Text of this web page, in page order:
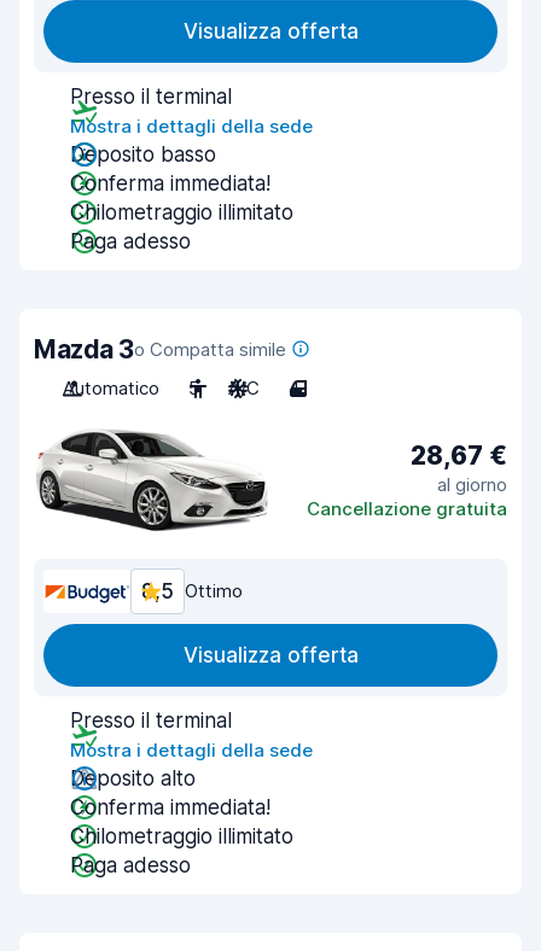
Visualizza offerta
Presso il terminal
Mostra i dettagli della sede
Deposito basso
Conferma immediata!
Chilometraggio illimitato
Paga adesso
Mazda 3o Compatta simile
Automatico
5 A/C 4
28,67 €
al giorno
Cancellazione gratuita
8,5 Ottimo
Visualizza offerta
Presso il terminal
Mostra i dettagli della sede
Deposito alto
Conferma immediata!
Chilometraggio illimitato
Paga adesso